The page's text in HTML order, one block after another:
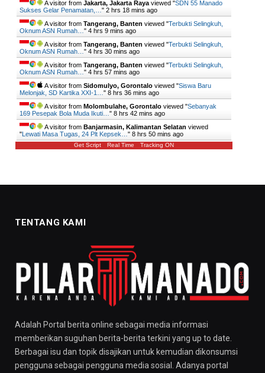
A visitor from Jakarta, Jakarta Raya viewed "SDN 55 Manado
Sukses Gelar Penamatan,… " 2 hrs 18 mins ago
A visitor from Tangerang, Banten viewed "Terbukti Selingkuh,
Oknum ASN Rumah… " 4 hrs 9 mins ago
A visitor from Tangerang, Banten viewed "Terbukti Selingkuh,
Oknum ASN Rumah… " 4 hrs 30 mins ago
A visitor from Tangerang, Banten viewed "Terbukti Selingkuh,
Oknum ASN Rumah… " 4 hrs 57 mins ago
A visitor from Sidomulyo, Gorontalo viewed "Siswa Baru
Melonjak, SD Kartika XXI-1… " 8 hrs 36 mins ago
A visitor from Molombulahe, Gorontalo viewed "Sebanyak
169 Pesepak Bola Muda Ikuti… " 8 hrs 42 mins ago
A visitor from Banjarmasin, Kalimantan Selatan viewed
" Lewati Masa Tugas, 24 Plt Kepsek… " 8 hrs 50 mins ago
Get Script Real Time Tracking ON
TENTANG KAMI
Adalah Portal berita online sebagai media informasi
memberikan suguhan berita-berita terkini yang up to date.
Berbagai isu dan topik disajikan untuk kemudian dikonsumsi
pengguna sebagai pengguna media sosial. Adanya portal